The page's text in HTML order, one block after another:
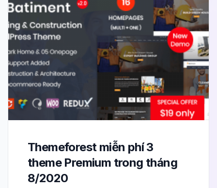
Themeforest miễn phí 3
theme Premium trong tháng
8/2020